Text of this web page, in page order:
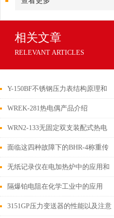
相关文章
RELEVANT ARTICLES
Y-150BF不锈钢压力表结构原理和
耐震型外壳防护等级
WREK-281热电偶产品介绍
WRN2-133无固定双支装配式热电
偶
面临这四种故障下的BHR-4称重传
感器要怎么处理？
无纸记录仪在电加热炉中的应用和
功能
隔爆铂电阻在化学工业中的应用
3151GP压力变送器的性能以及注意